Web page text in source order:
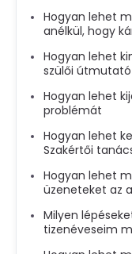
Hogyan lehet
anélkül, hogy
Hogyan lehet
szülői útmutató
Hogyan lehet
problémát
Hogyan lehet
Szakértői
Hogyan lehet
üzeneteket az
Milyen
tizenéveseim